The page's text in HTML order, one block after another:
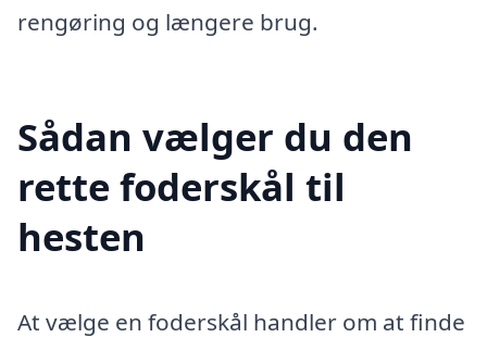
rengøring og længere brug.
Sådan vælger du den
rette foderskål til
hesten
At vælge en foderskål handler om at finde